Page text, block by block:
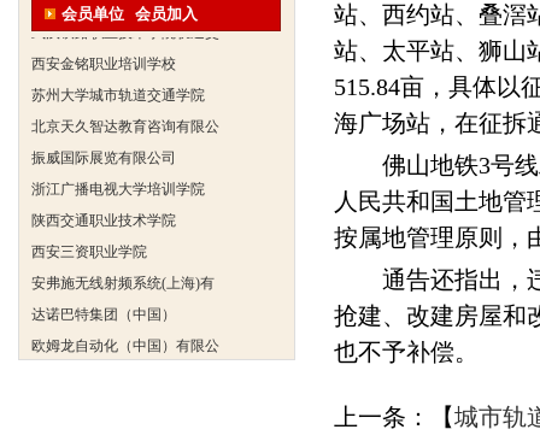
会员单位 会员加入
武汉铁路职业技术学院轨道交
中铁隧道勘测设计院有限公司
站、西约站、叠滘
站、太平站、狮山
515.84亩，具体以
海广场站，在征拆
佛山地铁3号线
人民共和国土地管
按属地管理原则，
通告还指出，违
抢建、改建房屋和
也不予补偿。
上一条：【城市轨